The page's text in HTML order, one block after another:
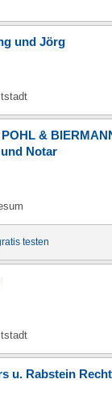
und Jörg
&
Notar
testen
u. Rabstein